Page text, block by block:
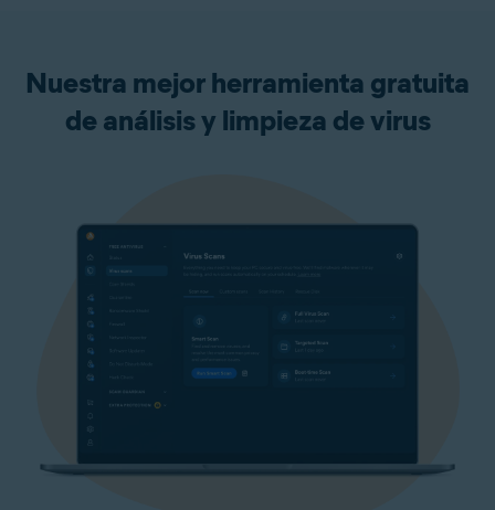
Nuestra mejor herramienta gratuita
de análisis y limpieza de virus